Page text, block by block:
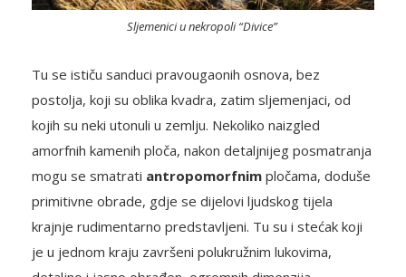
Sljemenici u nekropoli “Divice”
Tu se ističu sanduci pravougaonih osnova, bez
postolja, koji su oblika kvadra, zatim sljemenjaci, od
kojih su neki utonuli u zemlju. Nekoliko naizgled
amorfnih kamenih ploča, nakon detaljnijeg posmatranja
mogu se smatrati antropomorfnim pločama, doduše
primitivne obrade, gdje se dijelovi ljudskog tijela
krajnje rudimentarno predstavljeni. Tu su i stećak koji
je u jednom kraju završeni polukružnim lukovima,